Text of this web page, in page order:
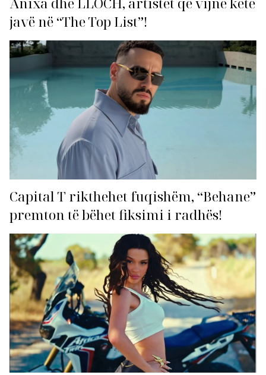
javë në “The Top List”!
Capital T rikthehet fuqishëm, “Behane”
premton të bëhet fiksimi i radhës!